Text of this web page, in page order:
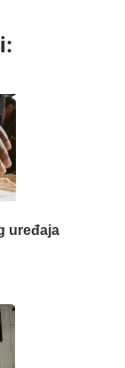
uređaja